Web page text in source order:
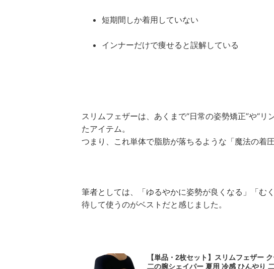
短期間しか着用していない
インナーだけで痩せると誤解している
スリムフェザーは、あくまで“日常の姿勢矯正”や“リ
たアイテム。
つまり、これ単体で脂肪が落ちるような「魔法の着
筆者としては、「ゆるやかに姿勢が良くなる」「む
待して使うのがベストだと感じました。
【単品・2枚セット】スリムフェザー
二の腕シェイパー 夏用 冷感 ひんやり